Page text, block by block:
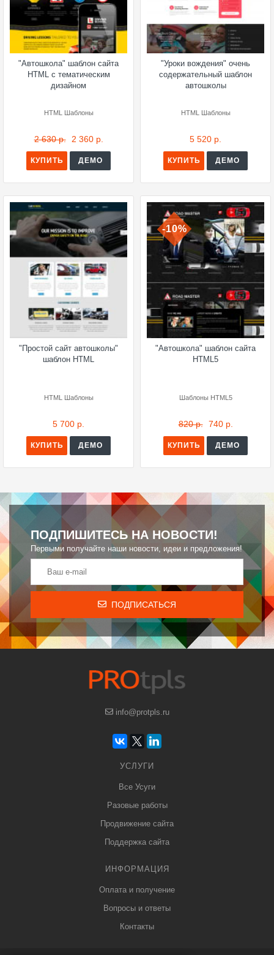
"Автошкола" шаблон сайта
HTML с тематическим
дизайном
HTML Шаблоны
2 630 р. 2 360 р.
КУПИТЬ ДЕМО
"Уроки вождения" очень
содержательный шаблон
автошколы
HTML Шаблоны
5 520 р.
КУПИТЬ ДЕМО
"Простой сайт автошколы"
шаблон HTML
HTML Шаблоны
5 700 р.
КУПИТЬ ДЕМО
-10%
"Автошкола" шаблон сайта
HTML5
Шаблоны HTML5
820 р. 740 р.
КУПИТЬ ДЕМО
ПОДПИШИТЕСЬ НА НОВОСТИ!
Первыми получайте наши новости, идеи и предложения!
ПОДПИСАТЬСЯ
info@protpls.ru
УСЛУГИ
Все Усуги
Разовые работы
Продвижение сайта
Поддержка сайта
ИНФОРМАЦИЯ
Оплата и получение
Вопросы и ответы
Контакты